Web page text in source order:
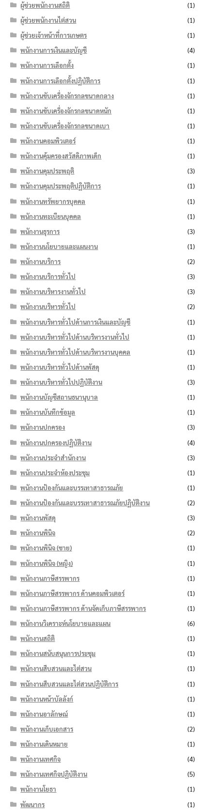
ผู้ช่วยพนักงานสถิติ
(1)
ผู้ช่วยพนักงานไต่สวน
(1)
ผู้ช่วยเจ้าหน้าที่การเกษตร
(1)
พนักงานการเงินและบัญชี
(4)
พนักงานการเลือกตั้ง
(1)
พนักงานการเลือกตั้งปฏิบัติการ
(1)
พนักงานขับเครื่องจักรกลขนาดกลาง
(1)
พนักงานขับเครื่องจักรกลขนาดหนัก
(1)
พนักงานขับเครื่องจักรกลขนาดเบา
(1)
พนักงานคอมพิวเตอร์
(1)
พนักงานคุ้มครองสวัสดิภาพเด็ก
(1)
พนักงานคุมประพฤติ
(3)
พนักงานคุมประพฤติปฏิบัติการ
(1)
พนักงานทรัพยากรบุคคล
(1)
พนักงานทะเบียนบุคคล
(1)
พนักงานธุรการ
(3)
พนักงานนโยบายและแผนงาน
(1)
พนักงานบริการ
(2)
พนักงานบริการทั่วไป
(3)
พนักงานบริหารงานทั่วไป
(3)
พนักงานบริหารทั่วไป
(2)
พนักงานบริหารทั่วไปด้านการเงินและบัญชี
(1)
พนักงานบริหารทั่วไปด้านบริหารงานทั่วไป
(1)
พนักงานบริหารทั่วไปด้านบริหารงานบุคคล
(1)
พนักงานบริหารทั่วไปด้านพัสดุ
(1)
พนักงานบริหารทั่วไปปฏิบัติงาน
(3)
พนักงานบัญชีสถานธนานุบาล
(1)
พนักงานบันทึกข้อมูล
(1)
พนักงานปกครอง
(3)
พนักงานปกครองปฏิบัติงาน
(4)
พนักงานประจำสำนักงาน
(3)
พนักงานประจำห้องประชุม
(1)
พนักงานป้องกันและบรรเทาสาธารณภัย
(1)
พนักงานป้องกันและบรรเทาสาธารณภัยปฏิบัติงาน
(2)
พนักงานพัสดุ
(3)
พนักงานพินิจ
(2)
พนักงานพินิจ (ชาย)
(1)
พนักงานพินิจ (หญิง)
(1)
พนักงานภาษีสรรพากร
(1)
พนักงานภาษีสรรพากร ด้านคอมพิวเตอร์
(1)
พนักงานภาษีสรรพากร ด้านจัดเก็บภาษีสรรพากร
(1)
พนักงานวิเคราะห์นโยบายและแผน
(6)
พนักงานสถิติ
(1)
พนักงานสนับสนุนการประชุม
(1)
พนักงานสืบสวนและไต่สวน
(1)
พนักงานสืบสวนและไต่สวนปฏิบัติการ
(1)
พนักงานหน้าบัลลังก์
(1)
พนักงานอาลักษณ์
(1)
พนักงานเก็บเอกสาร
(2)
พนักงานเดินหมาย
(1)
พนักงานเทศกิจ
(4)
พนักงานเทศกิจปฏิบัติงาน
(5)
พนักงานโยธา
(1)
พัฒนากร
(1)